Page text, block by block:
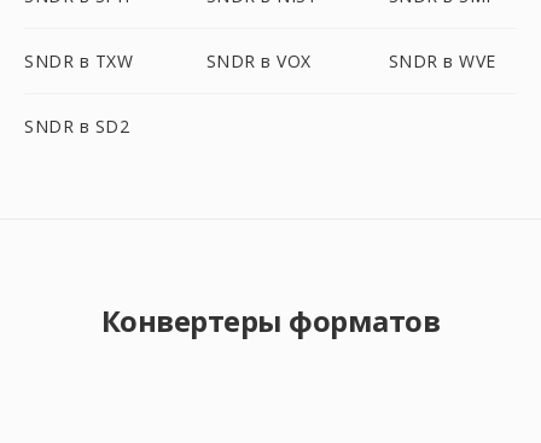
SNDR в TXW SNDR в VOX SNDR в WVE
SNDR в SD2
Конвертеры форматов